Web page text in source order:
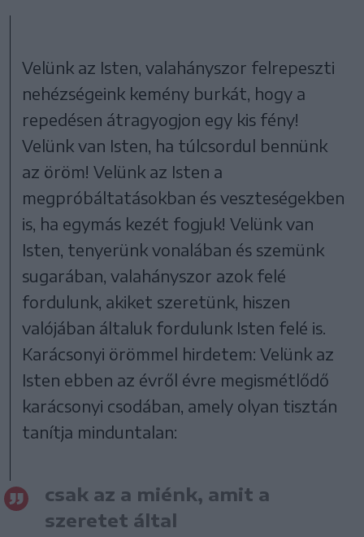
Velünk az Isten, valahányszor felrepeszti
nehézségeink kemény burkát, hogy a
repedésen átragyogjon egy kis fény!
Velünk van Isten, ha túlcsordul bennünk
az öröm! Velünk az Isten a
megpróbáltatásokban és veszteségekben
is, ha egymás kezét fogjuk! Velünk van
Isten, tenyerünk vonalában és szemünk
sugarában, valahányszor azok felé
fordulunk, akiket szeretünk, hiszen
valójában általuk fordulunk Isten felé is.
Karácsonyi örömmel hirdetem: Velünk az
Isten ebben az évről évre megismétlődő
karácsonyi csodában, amely olyan tisztán
tanítja minduntalan:
csak az a miénk, amit a
szeretet által